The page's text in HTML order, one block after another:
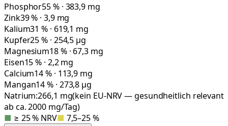
Phosphor55 % · 383,9 mg
Zink39 % · 3,9 mg
Kalium31 % · 619,1 mg
Kupfer25 % · 254,5 µg
Magnesium18 % · 67,3 mg
Eisen15 % · 2,2 mg
Calcium14 % · 113,9 mg
Mangan14 % · 273,8 µg
Natrium:266,1 mg(kein EU-NRV — gesundheitlich relevant
ab ca. 2000 mg/Tag)
■ ≥ 25 % NRV■ 7,5–25 %